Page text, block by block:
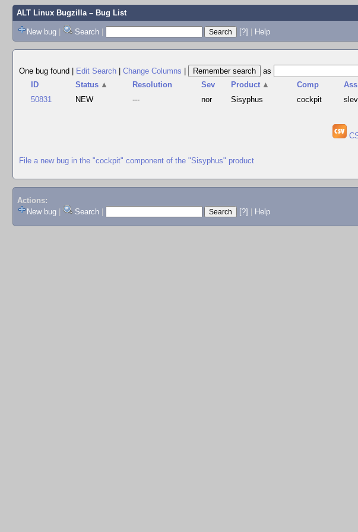
ALT Linux Bugzilla– Bug List
New bug | Search | [?] | Help
One bug found
Edit Search Change Columns
as
ID
Status ▲ Resolution Sev Product ▲ Comp
50831
NEW --- nor Sisyphus cockpit slev
File a new bug in the "cockpit" component of the "Sisyphus" product
Actions:
New bug
Search [?] Help